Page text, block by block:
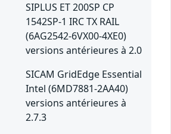
SIPLUS ET 200SP CP
1542SP-1 IRC TX RAIL
(6AG2542-6VX00-4XE0)
versions antérieures à 2.0
SICAM GridEdge Essential
Intel (6MD7881-2AA40)
versions antérieures à
2.7.3